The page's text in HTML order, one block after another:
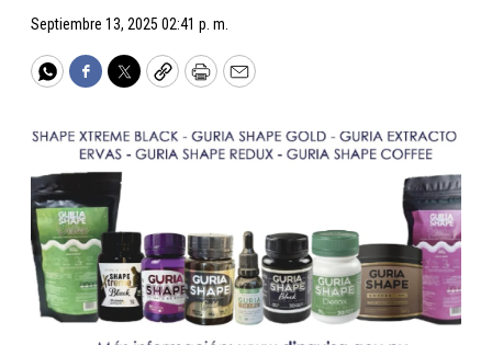
Septiembre 13, 2025 02:41 p. m.
WhatsApp
Facebook
TwitterCopyPrintEmail